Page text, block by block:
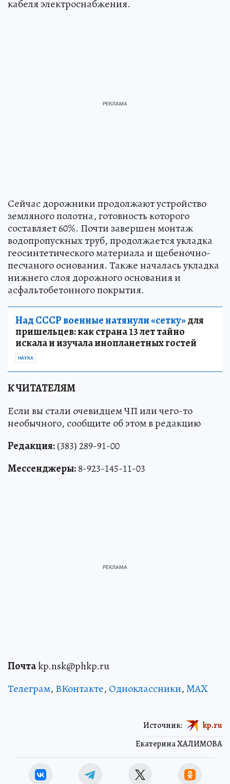
кабеля электроснабжения.
Сейчас дорожники продолжают устройство
земляного полотна, готовность которого
составляет 60%. Почти завершен монтаж
водопропускных труб, продолжается укладка
геосинтетического материала и щебеночно-
песчаного основания. Также началась укладка
нижнего слоя дорожного основания и
асфальтобетонного покрытия.
Над СССР военные натянули «сетку»для
пришельцев: как страна 13 лет тайно
искала и изучала инопланетных гостей
НАУКА
К ЧИТАТЕЛЯМ
Если вы стали очевидцем ЧП или чего-то
необычного, сообщите об этом в редакцию
Редакция:(383) 289-91-00
Мессенджеры:8-923-145-11-03
Почтаkp.nsk@phkp.ru
Телеграм, ВКонтакте, Одноклассники,MAX
Екатерина ХАЛИМОВА
Источник: kp.ru